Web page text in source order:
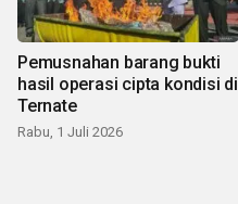
Pemusnahan barang bukti
hasil operasi cipta kondisi di
Ternate
Rabu, 1 Juli 2026